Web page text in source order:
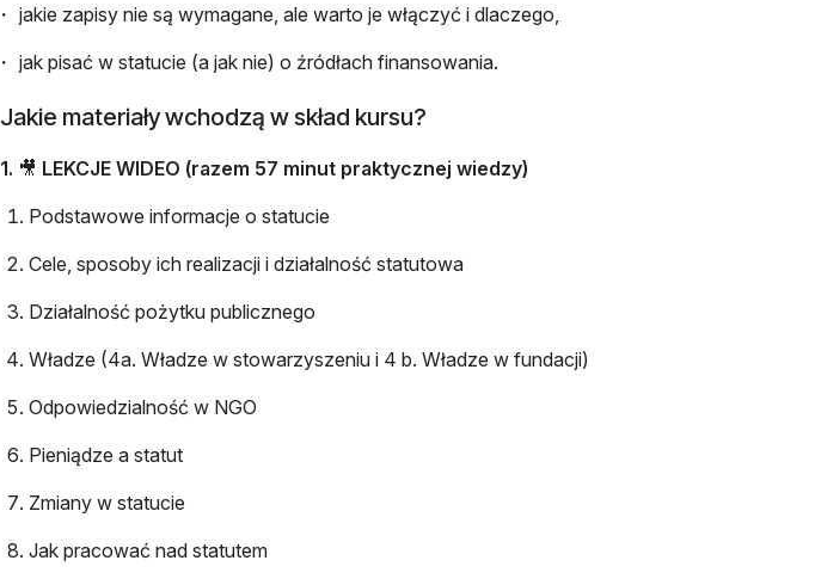
jakie zapisy nie są wymagane, ale warto je włączyć i dlaczego,
jak pisać w statucie (a jak nie) o źródłach finansowania.
Jakie materiały wchodzą w skład kursu?
1. 🎥 LEKCJE WIDEO (razem 57 minut praktycznej wiedzy)
Podstawowe informacje o statucie
Cele, sposoby ich realizacji i działalność statutowa
Działalność pożytku publicznego
Władze (4a. Władze w stowarzyszeniu i 4 b. Władze w fundacji)
Odpowiedzialność w NGO
Pieniądze a statut
Zmiany w statucie
Jak pracować nad statutem